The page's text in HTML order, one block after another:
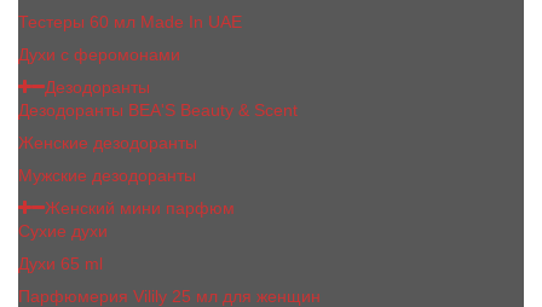
Тестеры 60 мл Made In UAE
Духи с феромонами
Дезодоранты
Дезодоранты BEA'S Beauty & Scent
Женские дезодоранты
Мужские дезодоранты
Женский мини парфюм
Сухие духи
Духи 65 ml
Парфюмерия Vilily 25 мл для женщин